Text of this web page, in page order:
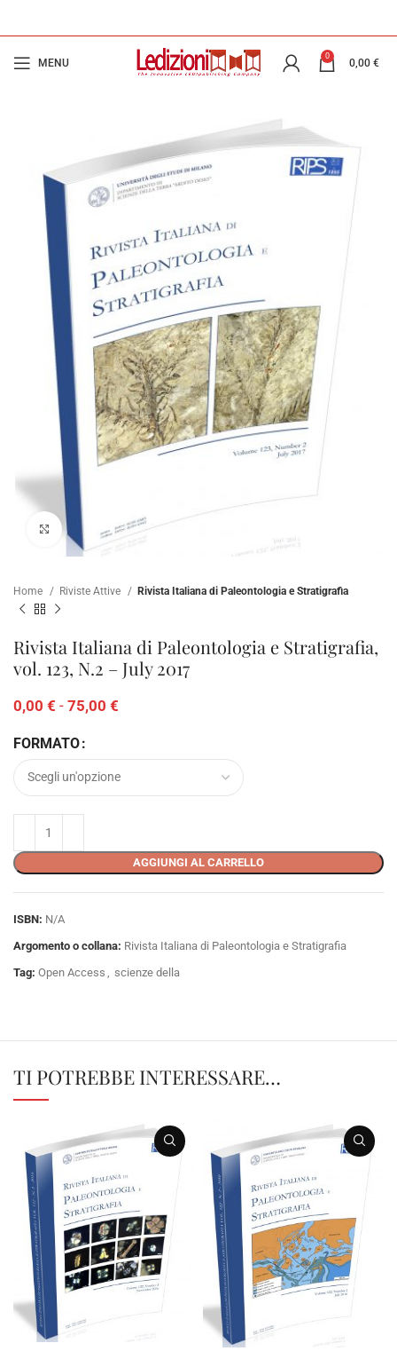
MENU
0
0,00 €
Clicca per ampliare
Home Riviste Attive Rivista Italiana di Paleontologia e Stratigrafia
Rivista Italiana di Paleontologia e Stratigrafia,
vol. 123, N.2 – July 2017
0,00 € - 75,00 €
FORMATO
AGGIUNGI AL CARRELLO
ISBN: N/A
Argomento o collana: Rivista Italiana di Paleontologia e Stratigrafia
Tag: Open Access scienze della
TI POTREBBE INTERESSARE…